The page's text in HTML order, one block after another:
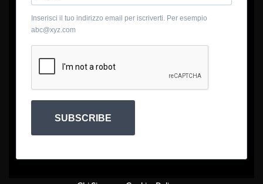
Inserisci il tuo indirizzo email per iscriverti. Per esempio
abc@xyz.com
SUBSCRIBE